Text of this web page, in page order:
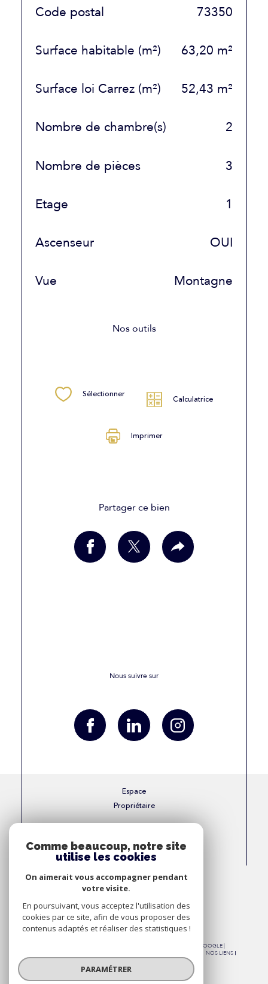
TRAD_SIROCCO_Caracteristique Valeurs
Code postal 73350
Surface habitable (m²) 63,20 m²
Surface loi Carrez (m²) 52,43 m²
Nombre de chambre(s) 2
Nombre de pièces 3
Etage 1
Ascenseur OUI
Vue Montagne
Nos outils
Sélectionner Calculatrice
Imprimer
Partager ce bien
Nous suivre sur
Espace
Propriétaire
Adhérons
© 2026 | TOUS DROITS RÉSERVÉS | TRADUCTION POWERED BY GOOGLE |
NOS LIENS
POLITIQUE RGPD
COOKIES
Comme beaucoup, notre site
utilise les cookies
On aimerait vous accompagner pendant
votre visite.
En poursuivant, vous acceptez l'utilisation des
cookies par ce site, afin de vous proposer des
contenus adaptés et réaliser des statistiques !
PARAMÉTRER